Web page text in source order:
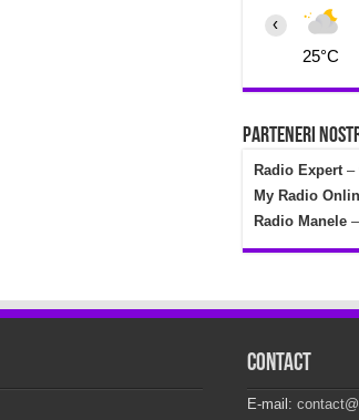
25°C
‹
Parteneri
Radio Expert–
My Radio
Radio Manele –
Contact
E-mail: